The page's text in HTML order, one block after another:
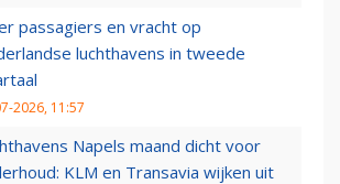
passagiers en vracht op
luchthavens in tweede
2026, 11:57
Napels maand dicht voor
KLM en Transavia wijken uit